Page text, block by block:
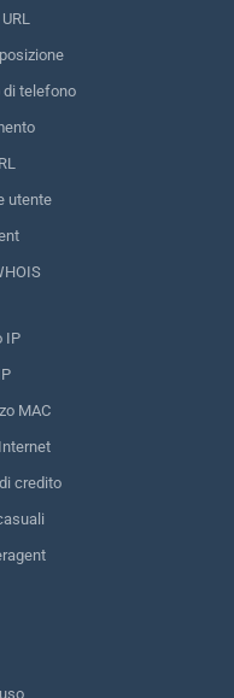
di telefono
utente
IP
MAC
credito